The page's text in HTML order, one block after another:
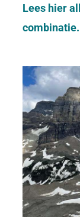
Lees hier
combinatie.